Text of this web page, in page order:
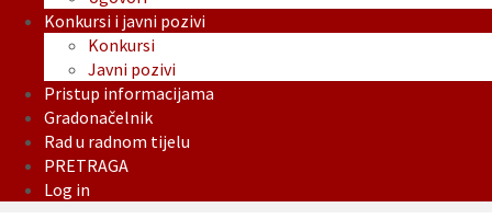
Konkursi i javni pozivi
Konkursi
Javni pozivi
Pristup informacijama
Gradonačelnik
Rad u radnom tijelu
PRETRAGA
Log in